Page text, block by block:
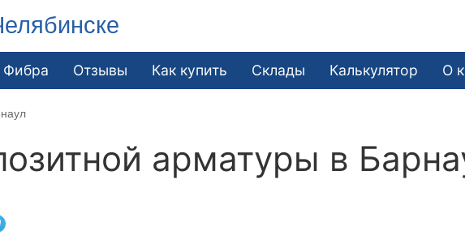
Фибра Отзывы Как купить Склады Калькулятор О
арматуры в